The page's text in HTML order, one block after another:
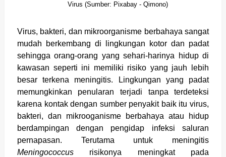
Virus (Sumber: Pixabay - Qimono)
Virus, bakteri, dan mikroorganisme berbahaya sangat
mudah berkembang di lingkungan kotor dan padat
sehingga orang-orang yang sehari-harinya hidup di
kawasan seperti ini memiliki risiko yang jauh lebih
besar terkena meningitis. Lingkungan yang padat
memungkinkan penularan terjadi tanpa terdeteksi
karena kontak dengan sumber penyakit baik itu virus,
bakteri, dan mikrooganisme berbahaya atau hidup
berdampingan dengan pengidap infeksi saluran
pernapasan. Terutama untuk meningitis
Meningococcusrisikonya meningkat pada